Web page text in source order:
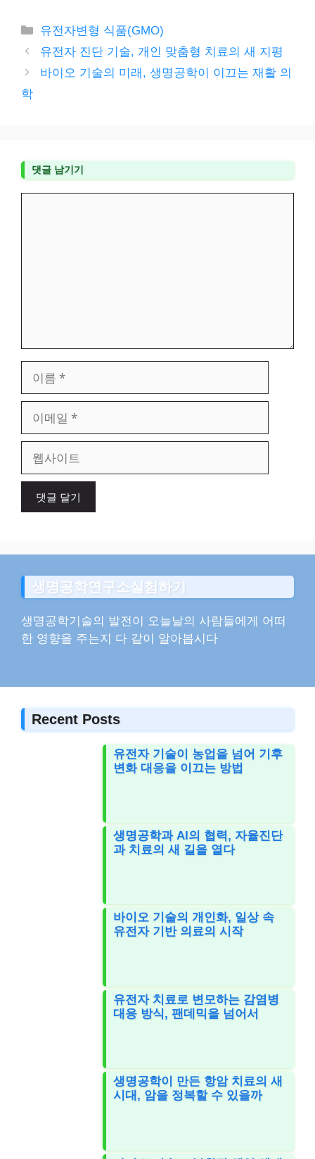
카
테
리
유전자변형 식품(GMO)
유전자 진단 기술, 개인 맞춤형 치료의 새 지평
바이오 기술의 미래, 생명공학이 이끄는 재활 의
학
댓글 남기기
일
이
생명공학연구소실험하기
생명공학기술의 발전이 오늘날의 사람들에게 어떠
한 영향을 주는지 다 같이 알아봅시다
Recent Posts
유전자 기술이 농업을 넘어 기후
변화 대응을 이끄는 방법
생명공학과 AI의 협력, 자율진단
과 치료의 새 길을 열다
바이오 기술의 개인화, 일상 속
유전자 기반 의료의 시작
유전자 치료로 변모하는 감염병
대응 방식, 팬데믹을 넘어서
생명공학이 만든 항암 치료의 새
시대, 암을 정복할 수 있을까